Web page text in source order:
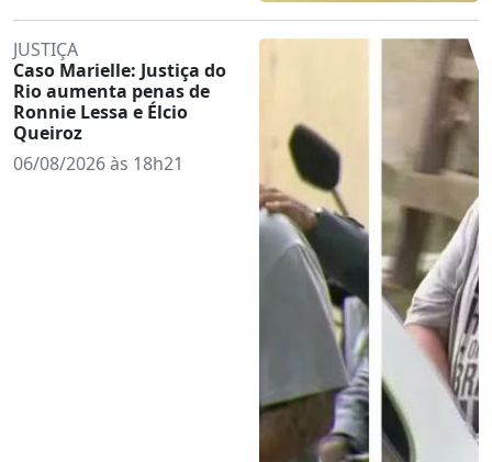
JUSTIÇA
Caso Marielle: Justiça do
Rio aumenta penas de
Ronnie Lessa e Élcio
Queiroz
06/08/2026 às 18h21